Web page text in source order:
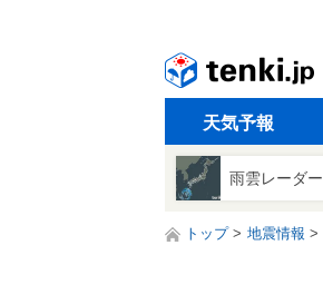
天気予報
雨雲レーダー
トップ 地震情報